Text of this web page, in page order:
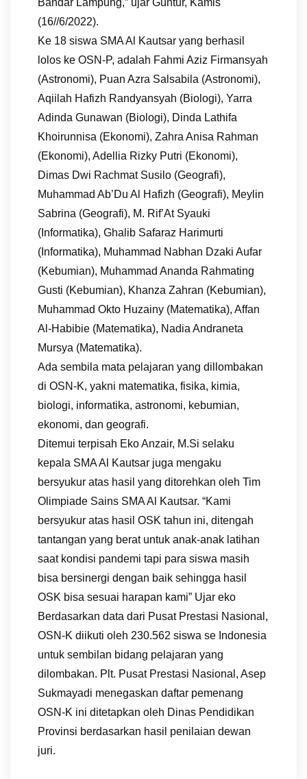
Bandar Lampung,” ujar Guntur, Kamis
(16//6/2022).
Ke 18 siswa SMA Al Kautsar yang berhasil
lolos ke OSN-P, adalah Fahmi Aziz Firmansyah
(Astronomi), Puan Azra Salsabila (Astronomi),
Aqiilah Hafizh Randyansyah (Biologi), Yarra
Adinda Gunawan (Biologi), Dinda Lathifa
Khoirunnisa (Ekonomi), Zahra Anisa Rahman
(Ekonomi), Adellia Rizky Putri (Ekonomi),
Dimas Dwi Rachmat Susilo (Geografi),
Muhammad Ab’Du Al Hafizh (Geografi), Meylin
Sabrina (Geografi), M. Rif’At Syauki
(Informatika), Ghalib Safaraz Harimurti
(Informatika), Muhammad Nabhan Dzaki Aufar
(Kebumian), Muhammad Ananda Rahmating
Gusti (Kebumian), Khanza Zahran (Kebumian),
Muhammad Okto Huzainy (Matematika), Affan
Al-Habibie (Matematika), Nadia Andraneta
Mursya (Matematika).
Ada sembila mata pelajaran yang dillombakan
di OSN-K, yakni matematika, fisika, kimia,
biologi, informatika, astronomi, kebumian,
ekonomi, dan geografi.
Ditemui terpisah Eko Anzair, M.Si selaku
kepala SMA Al Kautsar juga mengaku
bersyukur atas hasil yang ditorehkan oleh Tim
Olimpiade Sains SMA Al Kautsar. “Kami
bersyukur atas hasil OSK tahun ini, ditengah
tantangan yang berat untuk anak-anak latihan
saat kondisi pandemi tapi para siswa masih
bisa bersinergi dengan baik sehingga hasil
OSK bisa sesuai harapan kami” Ujar eko
Berdasarkan data dari Pusat Prestasi Nasional,
OSN-K diikuti oleh 230.562 siswa se Indonesia
untuk sembilan bidang pelajaran yang
dilombakan. Plt. Pusat Prestasi Nasional, Asep
Sukmayadi menegaskan daftar pemenang
OSN-K ini ditetapkan oleh Dinas Pendidikan
Provinsi berdasarkan hasil penilaian dewan
juri.